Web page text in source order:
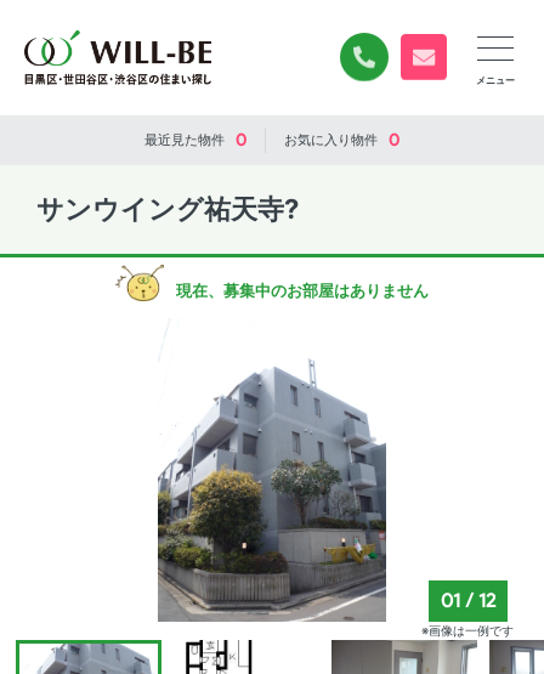
0120-840-834
無料お問い合
最近見た物件 0 お気に入り物件 0
サンウイング祐天寺?
現在、募集中のお部屋はありません
01 /12
※画像は一例です